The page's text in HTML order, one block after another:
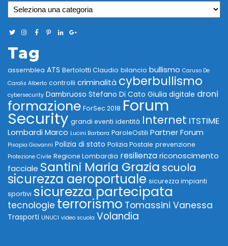
Categorie
Tag
assemblea ATS Bertolotti Claudio bilancio bullismo Caruso De
Carolis Alberto controlli criminalità cyberbullismo
cybersecurity Dambruoso Stefano Di Cato Giulia digitale droni
formazione ForSec 2018 Forum
Security grandi eventi identità Internet ITSTIME
Lombardi Marco Lucini Barbara ParoleOstili Partner Forum
Pisapia Giovanni Polizia di stato Polizia Postale prevenzione
Protezione Civile Regione Lombardia resilienzariconoscimento
facciale Santini Maria Grazia scuola
sicurezza aeroportuale sicurezza impianti
sportivi sicurezza partecipata
tecnologie terrorismo Tomassini Vanessa
Trasporti UNUCI video scuola Volandia